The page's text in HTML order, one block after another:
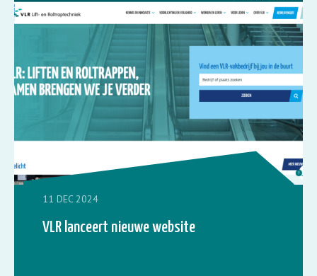
11 DEC 2024
VLR lanceert nieuwe website